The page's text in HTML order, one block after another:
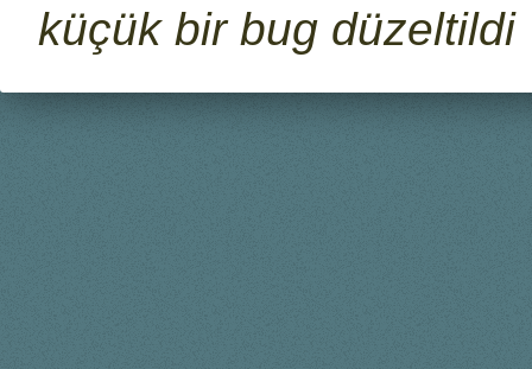
küçük bir bug düzeltildi